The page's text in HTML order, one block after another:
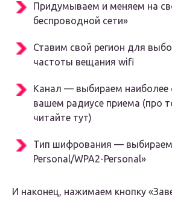
Придумываем и меняем на
беспроводной сети»
Ставим свой регион для
частоты вещания wifi
Канал — выбираем наиболее
вашем радиусе приема (про
читайте тут)
Тип шифрования — выбираем
Personal/WPA2-Personal»
И наконец, нажимаем кнопку